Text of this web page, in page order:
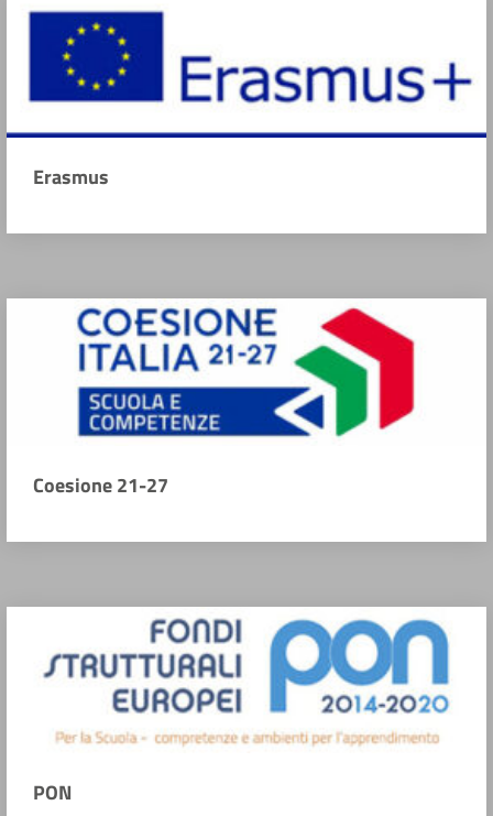
Erasmus
Coesione 21-27
PON